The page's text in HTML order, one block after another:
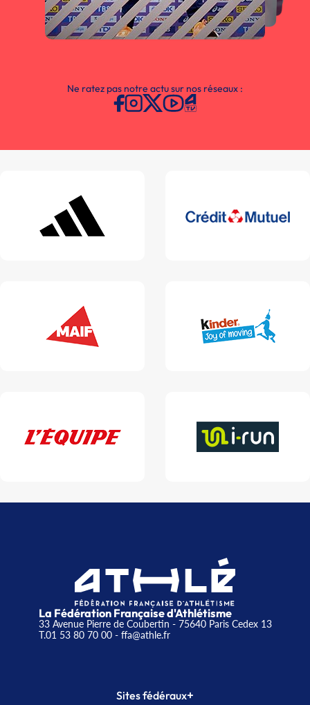
Ne ratez pas notre actu sur nos réseaux :
La Fédération Française d'Athlétisme
33 Avenue Pierre de Coubertin - 75640 Paris Cedex 13
T.01 53 80 70 00- ffa@athle.fr
Sites fédéraux+